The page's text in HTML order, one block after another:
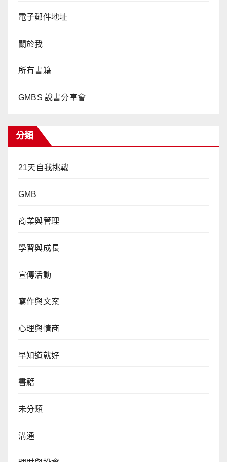
電子郵件地址
關於我
所有書籍
GMBS 說書分享會
分類
21天自我挑戰
GMB
商業與管理
學習與成長
宣傳活動
寫作與文案
心理與情商
早知道就好
書籍
未分類
溝通